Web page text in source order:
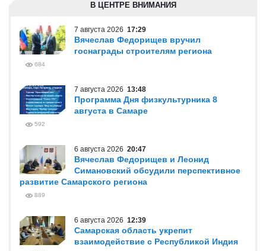
В ЦЕНТРЕ ВНИМАНИЯ
7 августа 2026 17:29
Вячеслав Федорищев вручил
госнаграды строителям региона
684
7 августа 2026 13:48
Программа Дня физкультурника 8
августа в Самаре
592
6 августа 2026 20:47
Вячеслав Федорищев и Леонид
Симановский обсудили перспективное
развитие Самарского региона
889
6 августа 2026 12:39
Самарская область укрепит
взаимодействие с Республикой Индия